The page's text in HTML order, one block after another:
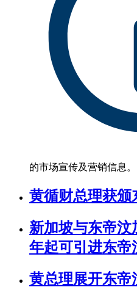
的市场宣传及营销信息。
黄循财总理获颁
新加坡与东帝汶
年起可引进东帝
黄总理展开东帝